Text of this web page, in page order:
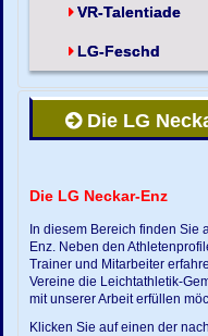
VR-Talentiade
LG-Feschd
Die LG
Die LG Neckar-Enz
In diesem Bereich finden Sie
Enz. Neben den
Trainer und Mitarbeiter
Vereine die Leichtathletik-
mit unserer Arbeit erfüllen
Klicken Sie auf einen der